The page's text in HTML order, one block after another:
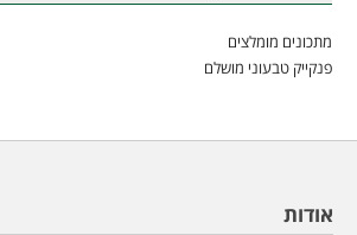
מתכונים מומלצים
פנקייק טבעוני מושלם
אודות